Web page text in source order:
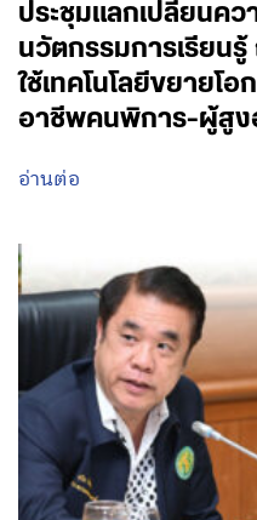
ประชุมแลกเปลี่ยนคว
นวัตกรรมการเรียนรู้
ใช้เทคโนโลยีขยายโ
อาชีพคนพิการ-ผู้สูง
อ่านต่อ